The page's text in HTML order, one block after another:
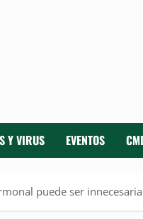
Y VIRUS EVENTOS
puede ser